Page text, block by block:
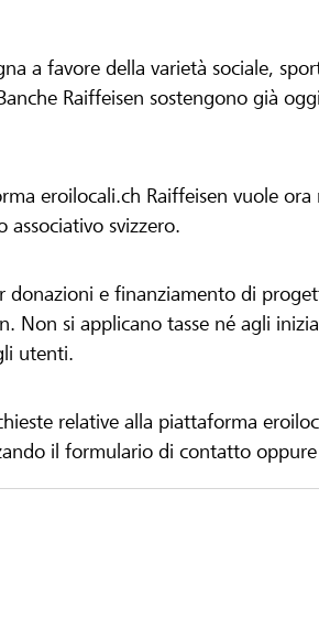
a favore della varietà sociale,
Raiffeisen sostengono già
eroilocali.ch Raiffeisen vuole
associativo svizzero.
donazioni e finanziamento di
Non si applicano tasse né agli
utenti.
relative alla piattaforma
il formulario di contatto